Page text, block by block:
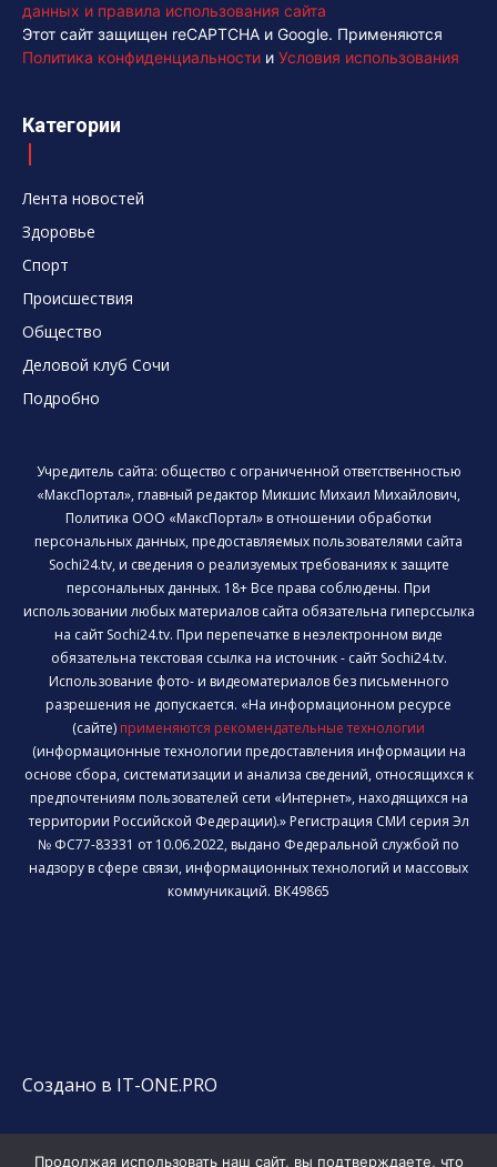
данных и правила использования сайта
Этот сайт защищен reCAPTCHA и Google. Применяются
Политика конфиденциальности и Условия использования
Категории
Лента новостей
Здоровье
Спорт
Происшествия
Общество
Деловой клуб Сочи
Подробно
Учредитель сайта: общество с ограниченной ответственностью
«МаксПортал», главный редактор Микшис Михаил Михайлович,
Политика ООО «МаксПортал» в отношении обработки
персональных данных, предоставляемых пользователями сайта
Sochi24.tv, и сведения о реализуемых требованиях к защите
персональных данных. 18+ Все права соблюдены. При
использовании любых материалов сайта обязательна гиперссылка
на сайт Sochi24.tv. При перепечатке в неэлектронном виде
обязательна текстовая ссылка на источник - сайт Sochi24.tv.
Использование фото- и видеоматериалов без письменного
разрешения не допускается. «На информационном ресурсе
(сайте) применяются рекомендательные технологии
(информационные технологии предоставления информации на
основе сбора, систематизации и анализа сведений, относящихся к
предпочтениям пользователей сети «Интернет», находящихся на
территории Российской Федерации).» Регистрация СМИ серия Эл
№ ФС77-83331 от 10.06.2022, выдано Федеральной службой по
надзору в сфере связи, информационных технологий и массовых
коммуникаций. ВК49865
Создано в IT-ONE.PRO
Продолжая использовать наш сайт, вы подтверждаете, что